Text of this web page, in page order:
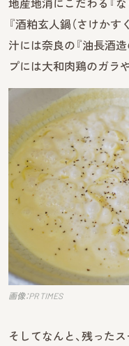
地産地消にこだわる『
『酒粕玄人鍋（さけかす
汁には奈良の『油長酒
プには大和肉鶏のガラ
画像：PR TIMES
そしてなんと、残った